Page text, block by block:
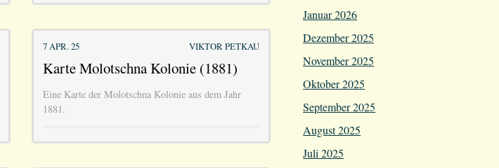
7 APR. 25 VIKTOR PETKAU
Karte Molotschna Kolonie (1881)
Eine Karte der Molotschna Kolonie aus dem Jahr
1881.
Januar 2026
Dezember 2025
November 2025
Oktober 2025
September 2025
August 2025
Juli 2025